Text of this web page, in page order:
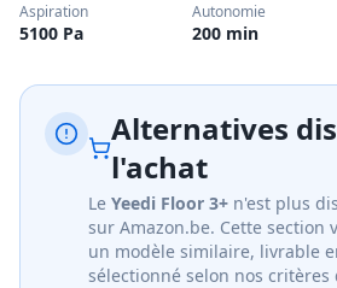
Aspiration
5100 Pa
Autonomie
200 min
Alternatives
l'achat
Le Yeedi Floor 3+ n'est plus
sur Amazon.be. Cette section
un modèle similaire, livrable
sélectionné selon nos critères